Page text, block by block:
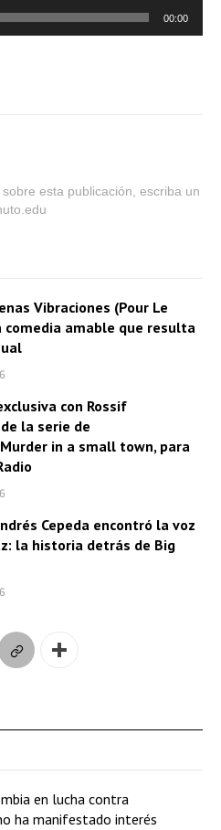
00:00
esta publicación, escriba un
Vibraciones (Pour Le
comedia amable que resulta
con Rossif
la serie de
in a small town, para
Cepeda encontró la voz
la historia detrás de Big
en lucha contra
ha manifestado interés